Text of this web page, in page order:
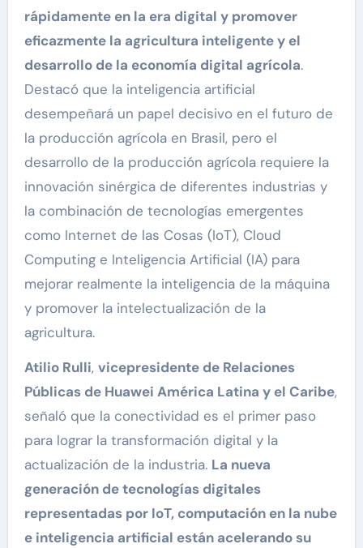
rápidamente en la era digital y promover
eficazmente la agricultura inteligente y el
desarrollo de la economía digital agrícola.
Destacó que la inteligencia artificial
desempeñará un papel decisivo en el futuro de
la producción agrícola en Brasil, pero el
desarrollo de la producción agrícola requiere la
innovación sinérgica de diferentes industrias y
la combinación de tecnologías emergentes
como Internet de las Cosas (IoT), Cloud
Computing e Inteligencia Artificial (IA) para
mejorar realmente la inteligencia de la máquina
y promover la intelectualización de la
agricultura.
Atilio Rulli, vicepresidente de Relaciones
Públicas de Huawei América Latina y el Caribe,
señaló que la conectividad es el primer paso
para lograr la transformación digital y la
actualización de la industria. La nueva
generación de tecnologías digitales
representadas por IoT, computación en la nube
e inteligencia artificial están acelerando su